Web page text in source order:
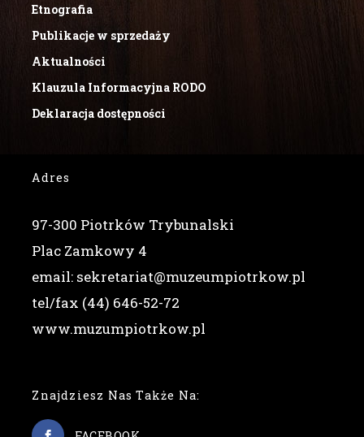
Etnografia
Publikacje w sprzedaży
Aktualności
Klauzula Informacyjna RODO
Deklaracja dostępności
Adres
97-300 Piotrków Trybunalski
Plac Zamkowy 4
email: sekretariat@muzeumpiotrkow.pl
tel/fax (44) 646-52-72
www.muzumpiotrkow.pl
Znajdziesz Nas Także Na: